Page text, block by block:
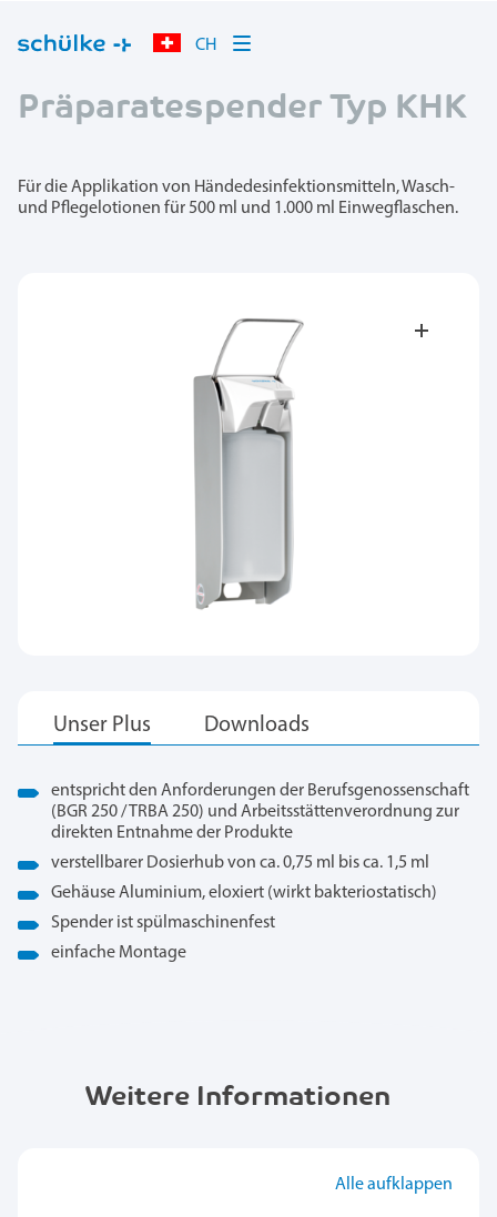
CH
Präparatespender Typ KHK
Für die Applikation von Händedesinfektionsmitteln, Wasch-
und Pflegelotionen für 500 ml und 1.000 ml Einwegflaschen.
entspricht den Anforderungen der Berufsgenossenschaft
(BGR 250 / TRBA 250) und Arbeitsstättenverordnung zur
direkten Entnahme der Produkte
verstellbarer Dosierhub von ca. 0,75 ml bis ca. 1,5 ml
Gehäuse Aluminium, eloxiert (wirkt bakteriostatisch)
Spender ist spülmaschinenfest
einfache Montage
Weitere Informationen
Alle aufklappen